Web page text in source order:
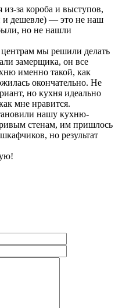
за короба и выступов,
и дешевле) — это не наш
но не нашли
мы решили делать
замерщика, он все
именно такой, как
окончательно. Не
но кухня идеально
мне нравится.
нашу кухню-
стенам, им пришлось
но результат